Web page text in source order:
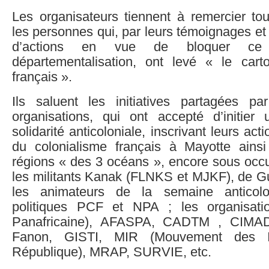
Les organisateurs tiennent à remercier
les personnes qui, par leurs témoignages
d’actions en vue de bloquer ce
départementalisation, ont levé « le
français ».
Ils saluent les initiatives partagées
organisations, qui ont accepté
solidarité anticoloniale, inscrivant leurs
du colonialisme français à Mayotte
régions « des 3 océans », encore sous
les militants Kanak (FLNKS et MJKF), de
les animateurs de la semaine
politiques PCF et NPA ; les
Panafricaine), AFASPA, CADTM ,
Fanon, GISTI, MIR (Mouvement des
République), MRAP, SURVIE, etc.